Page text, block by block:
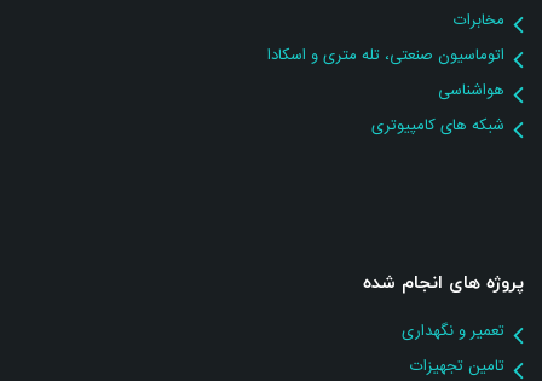
مخابرات
اتوماسیون صنعتی، تله متری و اسکادا
هواشناسی
شبکه های کامپیوتری
پروژه های انجام شده
تعمیر و نگهداری
تامین تجهیزات